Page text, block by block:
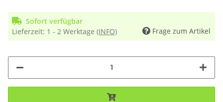
Sofort verfügbar
Lieferzeit: 1 - 2 Werktage (INFO) Frage zum Artikel